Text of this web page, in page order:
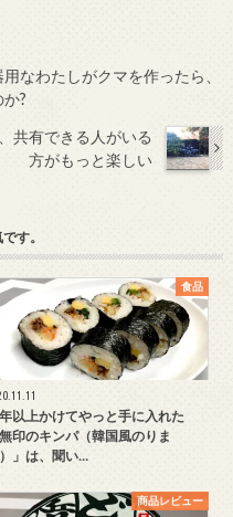
なわたしがクマを作ったら、
?
共有できる人がいる
方がもっと楽しい
す。
食品
以上かけてやっと手に入れた
無印のキンパ（韓国風のりま
」は、聞い…
商品レビュー